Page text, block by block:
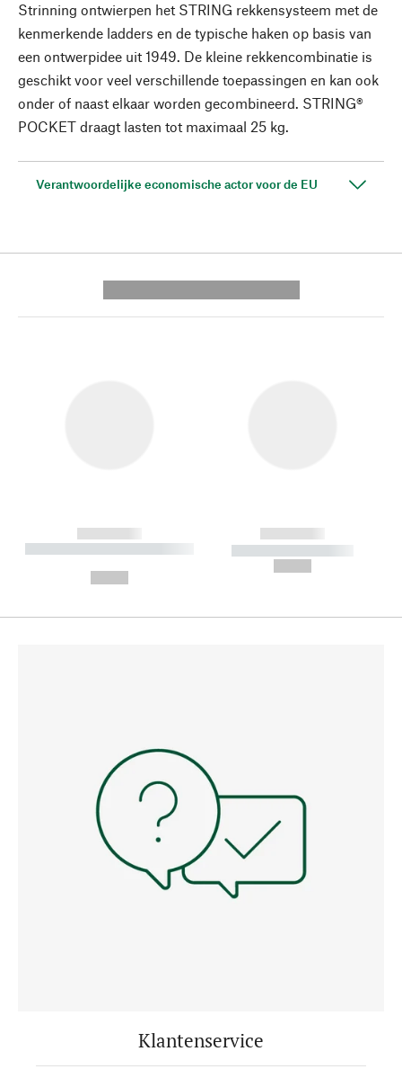
Strinning ontwierpen het STRING rekkensysteem met de
kenmerkende ladders en de typische haken op basis van
een ontwerpidee uit 1949. De kleine rekkencombinatie is
geschikt voor veel verschillende toepassingen en kan ook
onder of naast elkaar worden gecombineerd. STRING®
POCKET draagt lasten tot maximaal 25 kg.
Verantwoordelijke economische actor voor de EU
------------
----------- ----------- --------
------------
----------- -----------
Klantenservice